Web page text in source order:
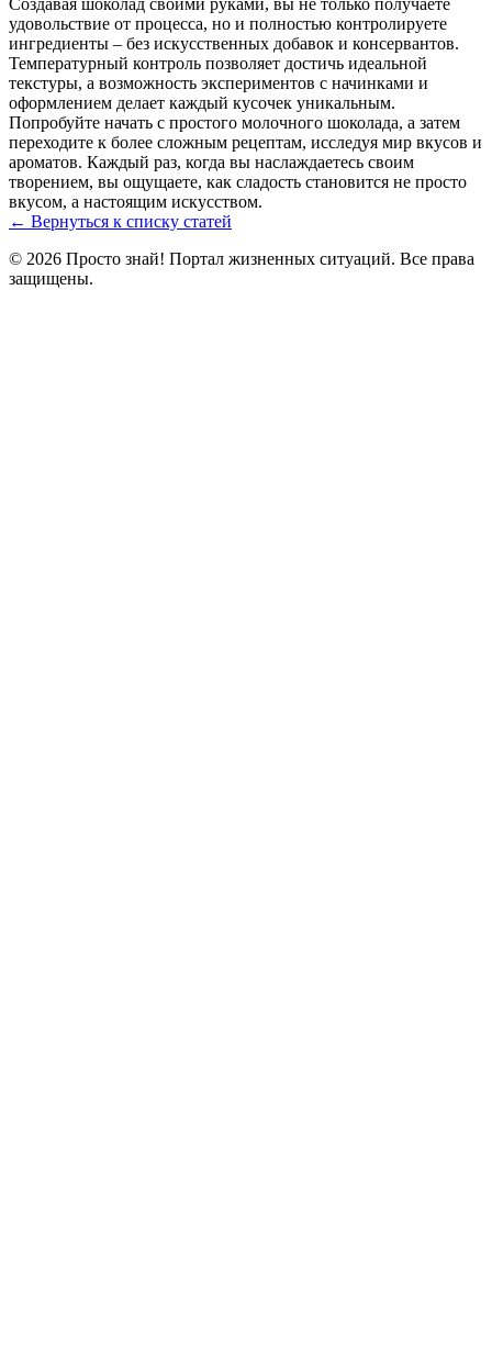
удовольствие от процесса, но и полностью контролируете
ингредиенты – без искусственных добавок и консервантов.
Температурный контроль позволяет достичь идеальной
текстуры, а возможность экспериментов с начинками и
оформлением делает каждый кусочек уникальным.
Попробуйте начать с простого молочного шоколада, а затем
переходите к более сложным рецептам, исследуя мир вкусов и
ароматов. Каждый раз, когда вы наслаждаетесь своим
творением, вы ощущаете, как сладость становится не просто
вкусом, а настоящим искусством.
← Вернуться к списку статей
© 2026 Просто знай! Портал жизненных ситуаций. Все права
защищены.